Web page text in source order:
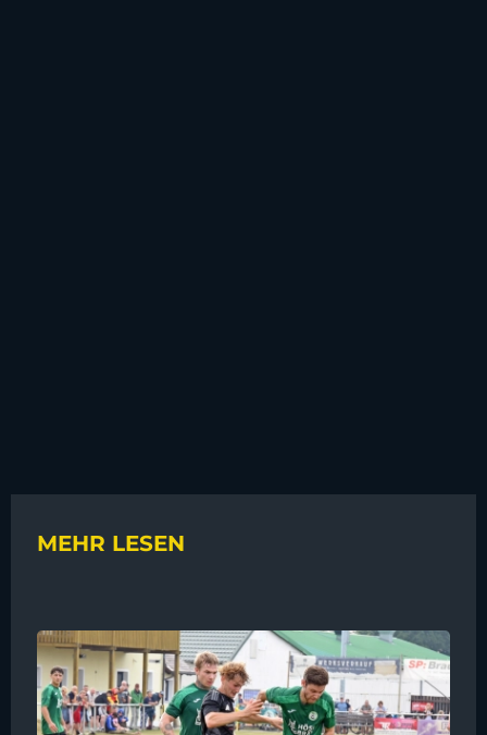
MEHR LESEN